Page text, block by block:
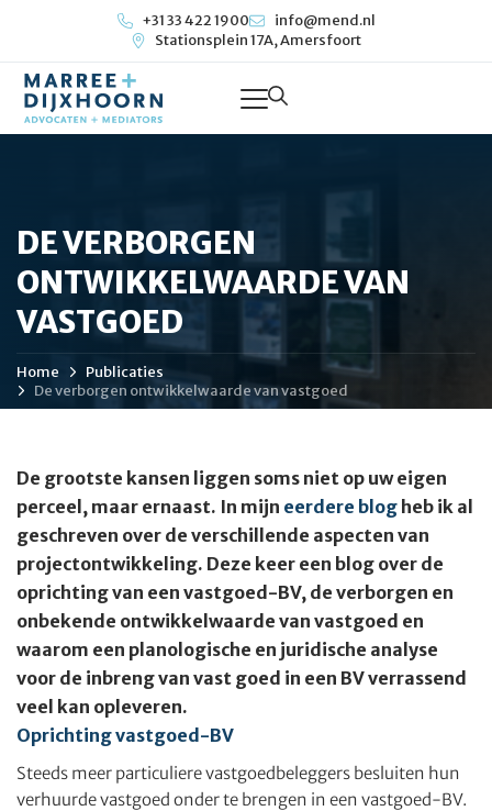
+31 33 422 1900
info@mend.nl
Stationsplein 17A, Amersfoort
DE VERBORGEN
ONTWIKKELWAARDE VAN
VASTGOED
Home
Publicaties
De verborgen ontwikkelwaarde van vastgoed
De grootste kansen liggen soms niet op uw eigen
perceel, maar ernaast. In mijn eerdere blog heb ik al
geschreven over de verschillende aspecten van
projectontwikkeling. Deze keer een blog over de
oprichting van een vastgoed-BV, de verborgen en
onbekende ontwikkelwaarde van vastgoed en
waarom een planologische en juridische analyse
voor de inbreng van vast goed in een BV verrassend
veel kan opleveren.
Oprichting vastgoed-BV
Steeds meer particuliere vastgoedbeleggers besluiten hun
verhuurde vastgoed onder te brengen in een vastgoed-BV.